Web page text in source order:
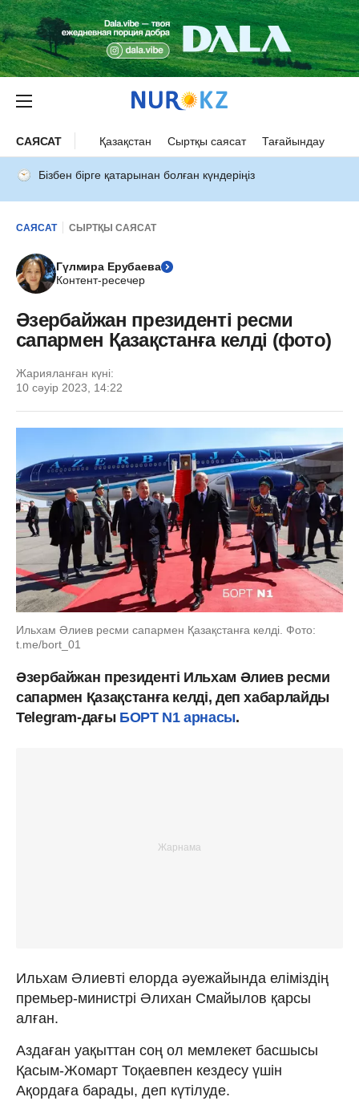
САЯСАТ Қазақстан Сыртқы саясат Тағайындау
Бізбен бірге қатарынан болған күндеріңіз
САЯСАТ СЫРТҚЫ САЯСАТ
Гүлмира Ерубаева
Контент-ресечер
Әзербайжан президенті ресми
сапармен Қазақстанға келді (фото)
Жарияланған күні:
10 сәуір 2023, 14:22
Ильхам Әлиев ресми сапармен Қазақстанға келді. Фото:
t.me/bort_01
Әзербайжан президенті Ильхам Әлиев ресми
сапармен Қазақстанға келді, деп хабарлайды
Telegram-дағы БОРТ N1 арнасы.
Ильхам Әлиевті елорда әуежайында еліміздің
премьер-министрі Әлихан Смайылов қарсы
алған.
Аздаған уақыттан соң ол мемлекет басшысы
Қасым-Жомарт Тоқаевпен кездесу үшін
Ақордаға барады, деп күтілуде.